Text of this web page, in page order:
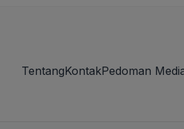
TentangKontakPedoman